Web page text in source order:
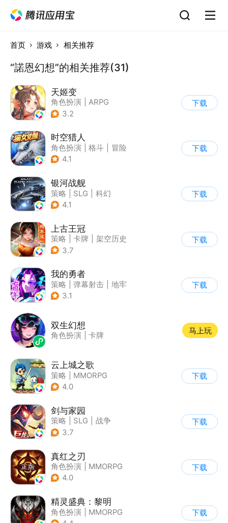
首页 游戏 相关推荐
“諾恩幻想”的相关推荐(31)
天姬变
角色扮演
ARPG
| 奇幻
3.2
下载
时空猎人
角色扮演 格斗
冒险
| 时空猎人
4.1
下载
银河战舰
策略 SLG
科幻
| 星战
4.1
下载
上古王冠
策略 卡牌
架空历史
| 欧美风
3.7
下载
我的勇者
策略 弹幕射击
地牢
| 中国风
3.1
下载
双生幻想
角色扮演 卡牌
马上玩
云上城之歌
策略
MMORPG
| 异世界
4.0
下载
剑与家园
策略 SLG
战争
| 欧美风
3.7
下载
真红之刃
角色扮演
MMORPG
| 魔法
4.0
下载
精灵盛典：黎明
角色扮演
MMORPG
下载